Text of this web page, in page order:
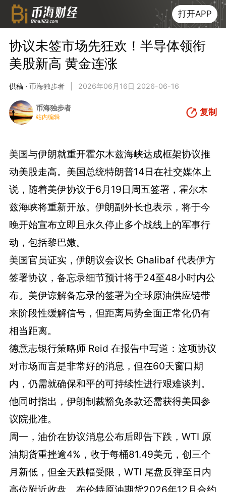
打开APP
协议未签市场先狂欢！半导体领衔
美股新高 黄金连涨
供稿 · 币海独步者 2026年06月16日 2026-06-16
币海独步者
站内编辑 复制
美国与伊朗就重开霍尔木兹海峡达成框架协议推
动美股走高。美国总统特朗普14日在社交媒体上
说，随着美伊协议于6月19日周五签署，霍尔木
兹海峡将重新开放。伊朗副外长也表示，将于今
晚开始宣布立即且永久停止多个战线上的军事行
动，包括黎巴嫩。
美国官员证实，伊朗议会议长 Ghalibaf 代表伊方
签署协议，备忘录细节预计将于24至48小时内公
布。美伊谅解备忘录的签署为全球原油供应链带
来阶段性缓解信号，但距离局势全面正常化仍有
相当距离。
德意志银行策略师 Reid 在报告中写道：这项协议
对市场而言是非常好的消息，但在60天窗口期
内，仍需就确保和平的可持续性进行艰难谈判。
他同时指出，伊朗制裁豁免条款还需获得美国参
议院批准。
周一，油价在协议消息公布后即告下跌，WTI 原
油期货重挫逾4%，收于每桶81.49美元，创三个
月新低，但全天跌幅受限，WTI 尾盘反弹至日内